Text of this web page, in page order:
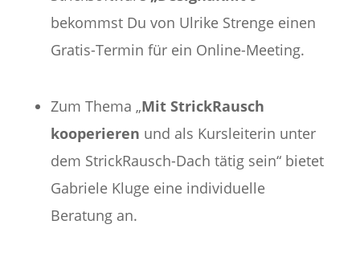
bekommst Du von Ulrike Strenge einen
Gratis-Termin für ein Online-Meeting.
Zum Thema „Mit StrickRausch
kooperieren und als Kursleiterin unter
dem StrickRausch-Dach tätig sein“ bietet
Gabriele Kluge eine individuelle
Beratung an.